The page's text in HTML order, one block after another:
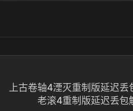
上古卷轴4湮灭重制版延迟丢
老滚4重制版延迟丢包